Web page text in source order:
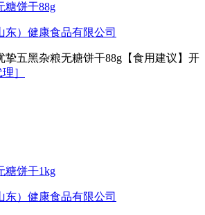
糖饼干88g
东）健康食品有限公司
挚五黑杂粮无糖饼干88g【食用建议】开
］
糖饼干1kg
东）健康食品有限公司